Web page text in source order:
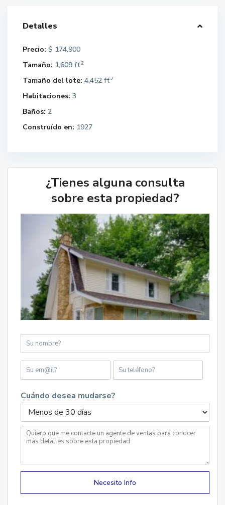
Detalles
Precio: $ 174,900
Tamaño: 1,609 ft2
Tamaño del lote: 4,452 ft2
Habitaciones: 3
Baños: 2
Construído en: 1927
¿Tienes alguna consulta
sobre esta propiedad?
Cuándo desea mudarse?
Necesito Info